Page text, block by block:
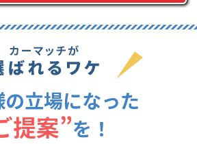
立場になった
提案”を ！